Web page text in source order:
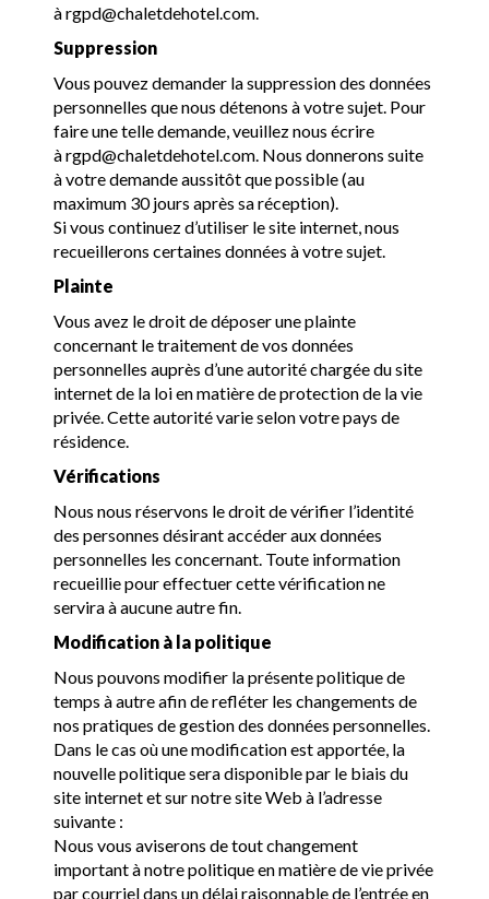
à rgpd@chaletdehotel.com.
Suppression
Vous pouvez demander la suppression des données
personnelles que nous détenons à votre sujet. Pour
faire une telle demande, veuillez nous écrire
à rgpd@chaletdehotel.com. Nous donnerons suite
à votre demande aussitôt que possible (au
maximum 30 jours après sa réception).
Si vous continuez d’utiliser le site internet, nous
recueillerons certaines données à votre sujet.
Plainte
Vous avez le droit de déposer une plainte
concernant le traitement de vos données
personnelles auprès d’une autorité chargée du site
internet de la loi en matière de protection de la vie
privée. Cette autorité varie selon votre pays de
résidence.
Vérifications
Nous nous réservons le droit de vérifier l’identité
des personnes désirant accéder aux données
personnelles les concernant. Toute information
recueillie pour effectuer cette vérification ne
servira à aucune autre fin.
Modification à la politique
Nous pouvons modifier la présente politique de
temps à autre afin de refléter les changements de
nos pratiques de gestion des données personnelles.
Dans le cas où une modification est apportée, la
nouvelle politique sera disponible par le biais du
site internet et sur notre site Web à l’adresse
suivante :
Nous vous aviserons de tout changement
important à notre politique en matière de vie privée
par courriel dans un délai raisonnable de l’entrée en